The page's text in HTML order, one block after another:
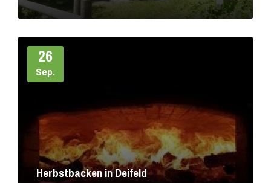
26
Sep.
Herbstbacken in Deifeld
Weiter